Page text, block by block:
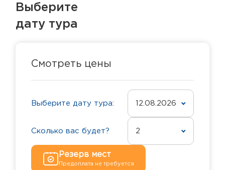
Выберите
дату тура
Смотреть цены
Выберите дату тура: 12.08.2026
Сколько вас будет? 2
Резерв мест
Предоплата не требуется